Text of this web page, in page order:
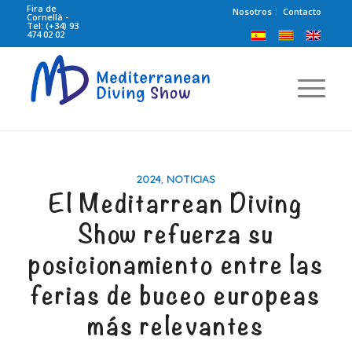
Nosotros Contacto
Fira de
Cornellà -
Tel: (+34) 93
474 02 02
2024, NOTICIAS
El Meditarrean Diving
Show refuerza su
posicionamiento entre las
ferias de buceo europeas
más relevantes